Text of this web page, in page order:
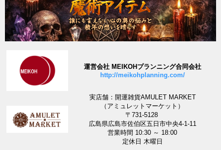
運営会社 MEIKOHプランニング合同会社
http://meikohplanning.com/
実店舗：開運雑貨AMULET MARKET
（アミュレットマーケット）
〒731-5128
広島県広島市佐伯区五日市中央4-1-11
営業時間 10:30 ～ 18:00
定休日 木曜日